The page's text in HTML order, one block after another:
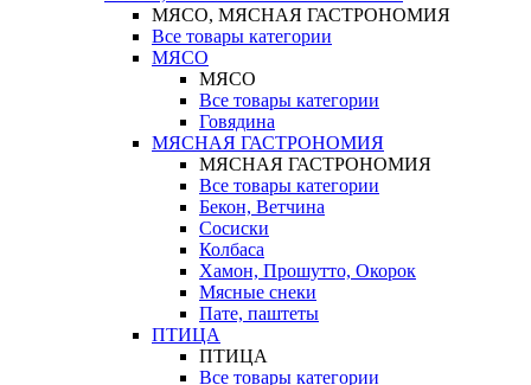
МЯСО, МЯСНАЯ ГАСТРОНОМИЯ
Все товары категории
МЯСО
МЯСО
Все товары категории
Говядина
МЯСНАЯ ГАСТРОНОМИЯ
МЯСНАЯ ГАСТРОНОМИЯ
Все товары категории
Бекон, Ветчина
Сосиски
Колбаса
Хамон, Прошутто, Окорок
Мясные снеки
Пате, паштеты
ПТИЦА
ПТИЦА
Все товары категории